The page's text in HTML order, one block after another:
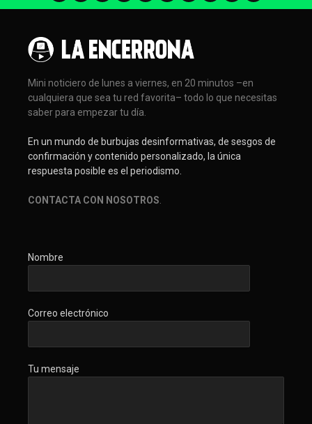
Mini noticiero de lunes a viernes, en 20 minutos –en
cualquiera que sea tu red favorita– todo lo que necesitas
saber para empezar tu día.
En un mundo de burbujas desinformativas, de sesgos de
confirmación y contenido personalizado, la única
respuesta posible es el periodismo.
CONTACTA CON NOSOTROS.
Nombre
Correo electrónico
Tu mensaje